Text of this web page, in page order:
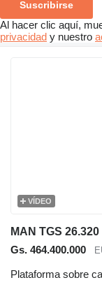
Suscribirse
Al hacer clic aquí,
privacidad y nuestro
VÍDEO
Gs. 464.400.000
Plataforma sobre